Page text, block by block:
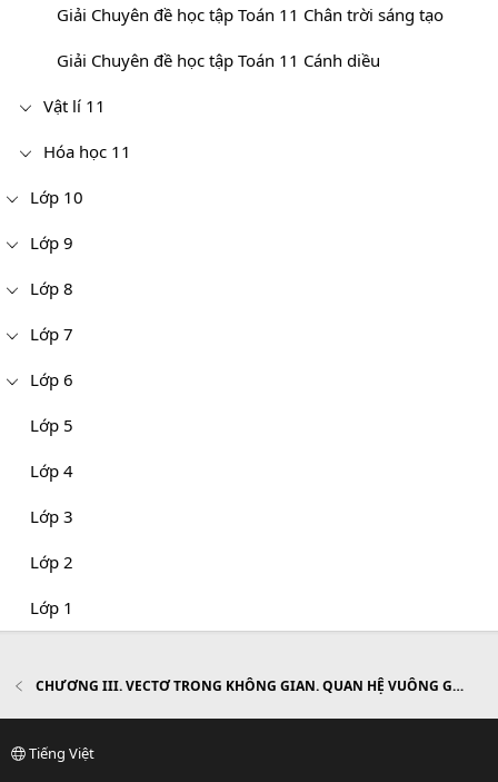
Giải Chuyên đề học tập Toán 11 Chân trời sáng tạo
Giải Chuyên đề học tập Toán 11 Cánh diều
Vật lí 11
Hóa học 11
Lớp 10
Lớp 9
Lớp 8
Lớp 7
Lớp 6
Lớp 5
Lớp 4
Lớp 3
Lớp 2
Lớp 1
CHƯƠNG III. VECTƠ TRONG KHÔNG GIAN. QUAN HỆ VUÔNG GÓC TRONG KHÔNG GIAN
Tiếng Việt